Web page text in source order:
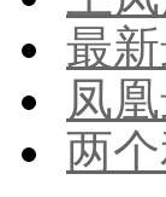
最
凤
两